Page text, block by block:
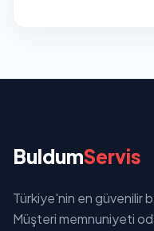
İstasyon
Karşıyaka
BuldumServis
Türkiye'nin en güvenilir
Müşteri memnuniyeti